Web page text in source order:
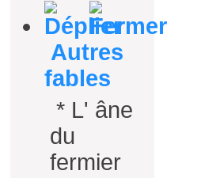
Autres
fables
* L' âne
du
fermier